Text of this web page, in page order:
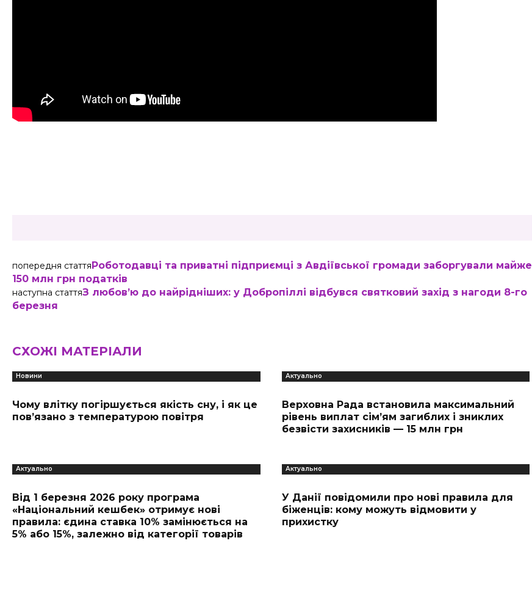
попередня статтяРоботодавці та приватні підприємці з Авдіївської громади заборгували майже
150 млн грн податків
наступна статтяЗ любов’ю до найрідніших: у Добропіллі відбувся святковий захід з нагоди 8-го
березня
СХОЖІ МАТЕРІАЛИ
Новини
Чому влітку погіршується якість сну, і як це
пов’язано з температурою повітря
Актуально
Верховна Рада встановила максимальний
рівень виплат сім’ям загиблих і зниклих
безвісти захисників — 15 млн грн
Актуально
Від 1 березня 2026 року програма
«Національний кешбек» отримує нові
правила: єдина ставка 10% замінюється на
5% або 15%, залежно від категорії товарів
Актуально
У Данії повідомили про нові правила для
біженців: кому можуть відмовити у
прихистку